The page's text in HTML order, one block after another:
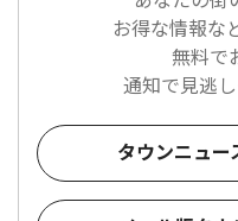
お得な情報な
無料で
通知で見逃
タウンニュ